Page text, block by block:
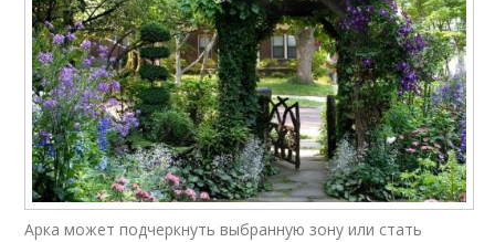
Арка может подчеркнуть выбранную зону или стать